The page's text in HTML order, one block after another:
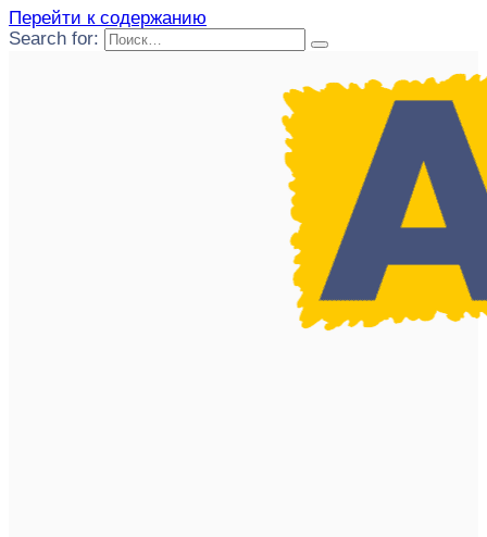
Перейти к содержанию
Search for: